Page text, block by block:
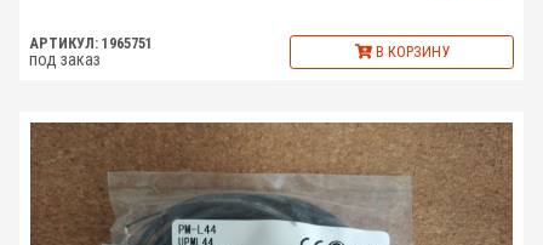
АРТИКУЛ: 1965751
под заказ В КОРЗИНУ